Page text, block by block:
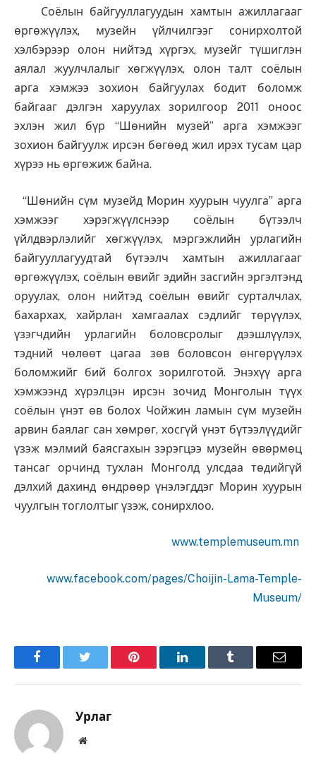
Соёлын байгууллагуудын хамтын ажиллагааг
өргөжүүлэх, музейн үйлчилгээг сонирхолтой
хэлбэрээр олон нийтэд хүргэх, музейг түшиглэн
аялал жуулчлалыг хөгжүүлэх, олон талт соёлын
арга хэмжээ зохион байгуулах бодит боломж
байгааг дэлгэн харуулах зорилгоор 2011 оноос
эхлэн жил бүр “Шөнийн музей” арга хэмжээг
зохион байгуулж ирсэн бөгөөд жил ирэх тусам цар
хүрээ нь өргөжиж байна.
“Шөнийн сүм музейд Морин хуурын чуулга” арга
хэмжээг хэрэгжүүлснээр соёлын бүтээлч
үйлдвэрлэлийг хөгжүүлэх, мэргэжлийн урлагийн
байгууллагуудтай бүтээлч хамтын ажиллагааг
өргөжүүлэх, соёлын өвийг эдийн засгийн эргэлтэнд
оруулах, олон нийтэд соёлын өвийг сурталчлах,
бахархах, хайрлан хамгаалах сэдлийг төрүүлэх,
үзэгчдийн урлагийн боловсролыг дээшлүүлэх,
тэдний чөлөөт цагаа зөв боловсон өнгөрүүлэх
боломжийг бий болгох зорилготой. Энэхүү арга
хэмжээнд хүрэлцэн ирсэн зочид Монголын түүх
соёлын үнэт өв болох Чойжин ламын сүм музейн
арвин баялаг сан хөмрөг, хосгүй үнэт бүтээлүүдийг
үзэж мэлмий баясгахын зэрэгцээ музейн өвөрмөц
тансаг орчинд тухлан Монголд улсдаа төдийгүй
дэлхий дахинд өндрөөр үнэлэгддэг Морин хуурын
чуулгын тоглолтыг үзэж, сонирхлоо.
www.templemuseum.mn
www.facebook.com/pages/Choijin-Lama-Temple-
Museum/
FacebookTwitter Pinterest LinkedInTumblr Имэйл
Урлаг
Вэбсайт